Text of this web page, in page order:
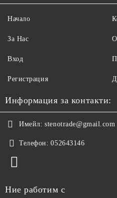
Начало
За Нас
Вход
Регистрация
Информация за контакти:
Имейл: stenotrade@gmail.com
Телефон: 052643146
Ние работим с